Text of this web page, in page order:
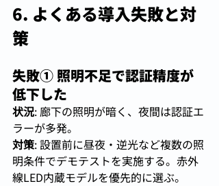
6. よくある導入失敗と対
策
失敗① 照明不足で認証精度が
低下した
状況: 廊下の照明が暗く、夜間は認証エ
ラーが多発。
対策: 設置前に昼夜・逆光など複数の照
明条件でデモテストを実施する。赤外
線LED内蔵モデルを優先的に選ぶ。